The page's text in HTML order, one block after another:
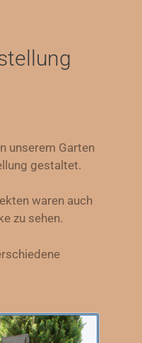
unserem Garten
gestaltet.
waren auch
zu sehen.